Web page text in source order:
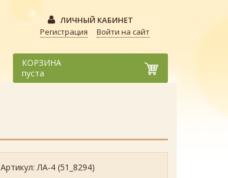
ЛИЧНЫЙ КАБИНЕТ
Регистрация
Войти на сайт
КОРЗИНА
пуста
Артикул: ЛА-4 (51_8294)